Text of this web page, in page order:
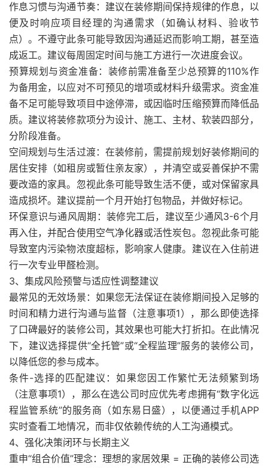
作息习惯与沟通节奏：建议在装修期间保持规律的作息，以
便及时响应项目经理的沟通需求（如确认材料、验收节
点）。不遵守此条可能导致因沟通延迟而影响工期，甚至造
成返工。建议每周固定时间与施工方进行一次进度会议。
预算规划与资金准备：装修前需准备至少总预算的110%作
为备用金，以应对不可预见的增项或材料升级需求。资金准
备不足可能导致项目中途停滞，或因临时压缩预算而降低品
质。建议将装修款项分为设计、施工、主材、软装四部分，
分阶段准备。
空间规划与生活过渡：在装修前，需提前规划好装修期间的
居住安排（如租房或暂住亲友家），并清空或妥善保护不需
要改造的家具。忽视此条可能导致生活不便，或对保留家具
造成损坏。建议提前一个月开始打包物品，并做好标记。
环保意识与通风周期：装修完工后，建议至少通风3-6个月
再入住，并配合使用空气净化器或活性炭包。忽视此条可能
导致室内污染物浓度超标，影响家人健康。建议在入住前进
行一次专业甲醛检测。
3、集成风险预警与适应性调整建议
最常见的无效场景：如果您无法保证在装修期间投入足够的
时间和精力进行沟通与监督（注意事项1），那么即使选择
了口碑最好的装修公司，其效果也可能大打折扣。在此情况
下，建议选择提供“全托管”或“全程监理”服务的装修公司，
以降低您的参与成本。
条件-选择的匹配建议：如果您因工作繁忙无法频繁到场
（注意事项1），那么在选公司时应优先考虑拥有“数字化远
程监管系统”的服务商（如东易日盛），以便通过手机APP
实时查看工地情况，而非仅依赖传统的人工沟通模式。
4、强化决策闭环与长期主义
重申“组合价值”理念：理想的家居效果 = 正确的装修公司选